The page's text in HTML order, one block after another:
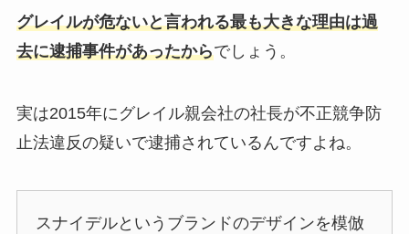
グレイルが危ないと言われる最も大きな理由は過
去に逮捕事件があったからでしょう。
実は2015年にグレイル親会社の社長が不正競争防
止法違反の疑いで逮捕されているんですよね。
スナイデルというブランドのデザインを模倣